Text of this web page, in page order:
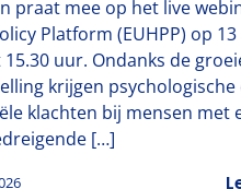
praat mee op het live
Platform (EUHPP) op
15.30 uur. Ondanks de
krijgen psychologische
klachten bij mensen met
[…]